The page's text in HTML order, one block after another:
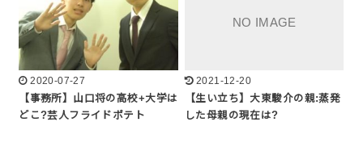
2020-07-27
【事務所】山口将の高校+大学は
どこ?芸人フライドポテト
2021-12-20
【生い立ち】大東駿介の親:蒸発
した母親の現在は?